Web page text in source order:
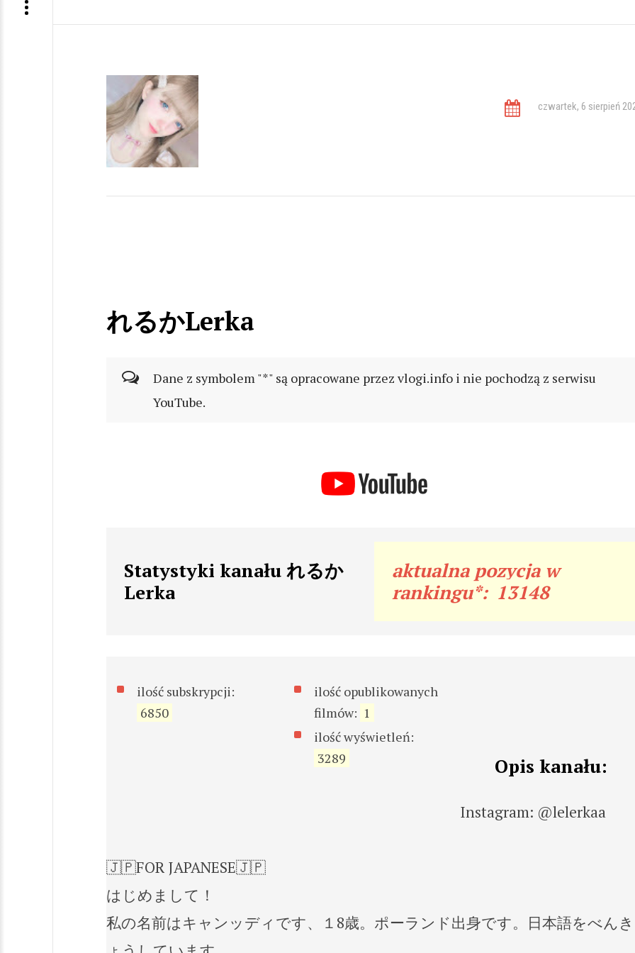
czwartek, 6 sierpień
れるかLerka
Dane z symbolem "*" są opracowane przez vlogi.info i nie pochodzą z serwisu
YouTube.
Statystyki kanału れるか
Lerka
aktualna pozycja w
rankingu*: 13148
ilość subskrypcji:
6850
ilość opublikowanych
filmów: 1
ilość wyświetleń:
3289
Opis kanału:
Instagram: @lelerkaa
🇯🇵FOR JAPANESE🇯🇵
はじめまして！
私の名前はキャンッディです、１8歳。ポーランド出身です。日本語をべんき